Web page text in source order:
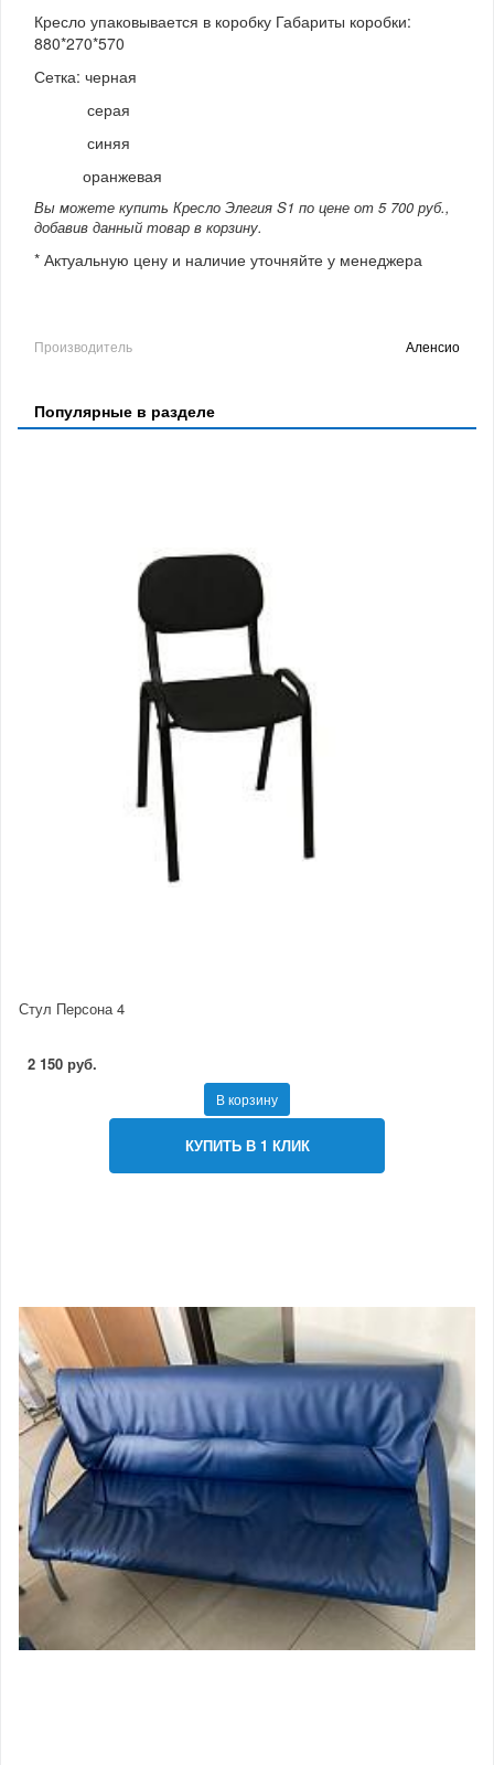
Кресло упаковывается в коробку Габариты коробки:
880*270*570
Сетка: черная
серая
синяя
оранжевая
Вы можете купить Кресло Элегия S1 по цене от 5 700 руб.,
добавив данный товар в корзину.
* Актуальную цену и наличие уточняйте у менеджера
Производитель Аленсио
Популярные в разделе
Стул Персона 4
2 150 руб.
В корзину
КУПИТЬ В 1 КЛИК